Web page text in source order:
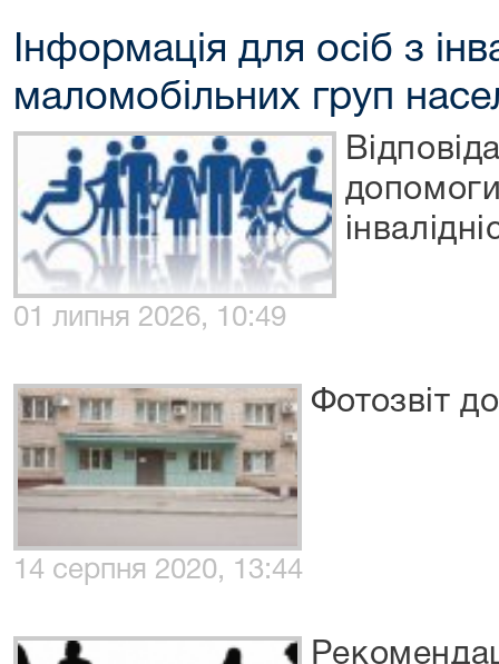
Інформація для осіб з
маломобільних груп
01 липня 2026, 10:49
Фотозвіт
14 серпня 2020, 13:44